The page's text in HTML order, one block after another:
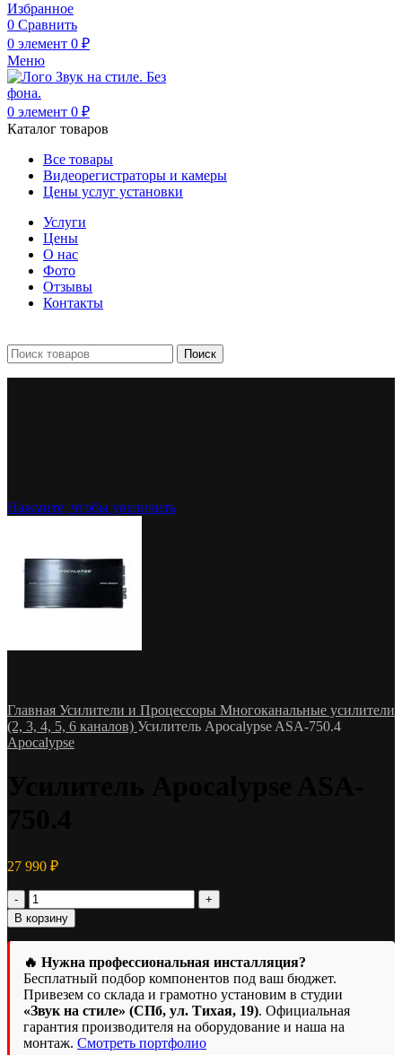
Избранное
0 Сравнить
0 элемент 0 ₽
Меню
0 элемент 0 ₽
Каталог товаров
Все товары
Видеорегистраторы и камеры
Цены услуг установки
Услуги
Цены
О нас
Фото
Отзывы
Контакты
Поиск
Нажмите, чтобы увеличить
Главная Усилители и Процессоры Многоканальные усилители
(2, 3, 4, 5, 6 каналов) Усилитель Apocalypse ASA-750.4
Apocalypse
27 990 ₽
Количество
товара
Усилитель
Apocalypse
ASA-
750.4
В корзину
🔥 Нужна профессиональная инсталляция?
Бесплатный подбор компонентов под ваш бюджет.
Привезем со склада и грамотно установим в студии
«Звук на стиле» (СПб, ул. Тихая, 19). Официальная
гарантия производителя на оборудование и наша на
монтаж. Смотреть портфолио